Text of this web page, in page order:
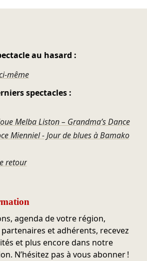
au hasard :
même
spectacles :
Melba Liston – Grandma’s Dance
Mienniel - Jour de blues à Bamako
retour
agenda de votre région,
et adhérents, recevez
et plus encore dans notre
N’hésitez pas à vous abonner !